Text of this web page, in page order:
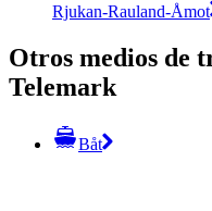
Rjukan-Rauland-Åmot
Otros medios de
Telemark
Båt